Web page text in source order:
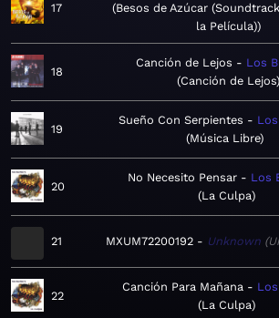
17
Besos de Azúcar
la Película)
18
Canción de Lejos
Los
Canción de Lejos
19
Sueño Con Serpientes
Música Libre
20
No Necesito Pensar
Los
La Culpa
21 MXUM72200192 Unknown
22
Canción Para Mañana
La Culpa